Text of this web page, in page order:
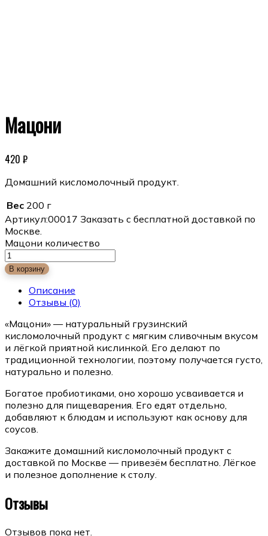
Мацони
420 ₽
Домашний кисломолочный продукт.
Вес 200 г
Артикул:00017 Заказать с бесплатной доставкой по
Москве.
Мацони количество
В корзину
Описание
Отзывы (0)
«Мацони» — натуральный грузинский
кисломолочный продукт с мягким сливочным вкусом
и лёгкой приятной кислинкой. Его делают по
традиционной технологии, поэтому получается густо,
натурально и полезно.
Богатое пробиотиками, оно хорошо усваивается и
полезно для пищеварения. Его едят отдельно,
добавляют к блюдам и используют как основу для
соусов.
Закажите домашний кисломолочный продукт с
доставкой по Москве — привезём бесплатно. Лёгкое
и полезное дополнение к столу.
Отзывы
Отзывов пока нет.